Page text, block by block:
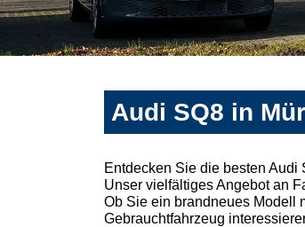
Audi SQ8 in
Entdecken Sie die besten Audi
Unser vielfältiges Angebot an
Ob Sie ein brandneues Modell
Gebrauchtfahrzeug